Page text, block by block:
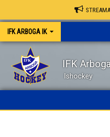
IFK ARBOGA IK
IFK
Ishockey